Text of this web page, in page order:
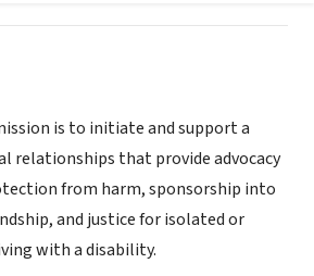
is to initiate and support a
relationships that provide advocacy
from harm, sponsorship into
and justice for isolated or
with a disability.